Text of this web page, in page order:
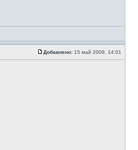
Добавлено: 15 май 2009, 14:01